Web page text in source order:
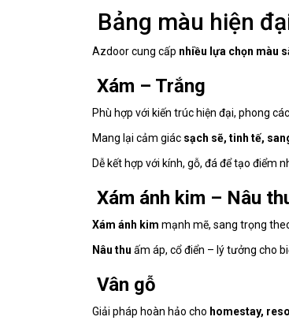
Bảng màu hiện
Azdoor cung cấp nhiều lựa chọn màu
Xám – Trắng
Phù hợp với kiến trúc hiện đại, phong
Mang lại cảm giác sạch sẽ, tinh tế,
Dễ kết hợp với kính, gỗ, đá để tạo điểm
Xám ánh kim – Nâu
Xám ánh kim mạnh mẽ, sang trọng
Nâu thu ấm áp, cổ điển – lý tưởng cho
Vân gỗ
Giải pháp hoàn hảo cho homestay,